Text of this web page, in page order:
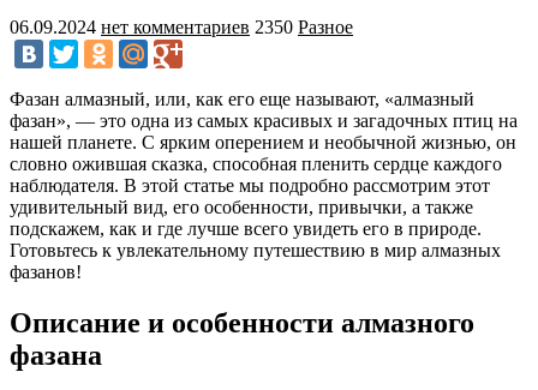
06.09.2024 нет комментариев 2350 Разное
Фазан алмазный, или, как его еще называют, «алмазный
фазан», — это одна из самых красивых и загадочных птиц на
нашей планете. С ярким оперением и необычной жизнью, он
словно ожившая сказка, способная пленить сердце каждого
наблюдателя. В этой статье мы подробно рассмотрим этот
удивительный вид, его особенности, привычки, а также
подскажем, как и где лучше всего увидеть его в природе.
Готовьтесь к увлекательному путешествию в мир алмазных
фазанов!
Описание и особенности алмазного
фазана